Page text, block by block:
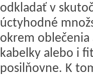
odkladať v
úctyhodné
okrem oblečenia
kabelky alebo i
posilňovne. K